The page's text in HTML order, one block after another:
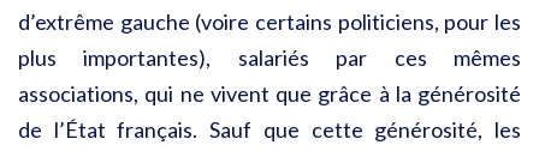
d’extrême gauche (voire certains politiciens, pour les
plus importantes), salariés par ces mêmes
associations, qui ne vivent que grâce à la générosité
de l’État français. Sauf que cette générosité, les